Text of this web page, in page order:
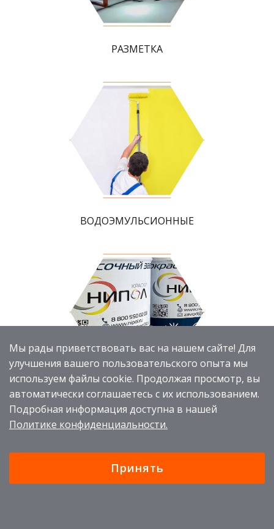
РАЗМЕТКА
ВОДОЭМУЛЬСИОННЫЕ
ИНДУСТРИАЛЬНЫЕ
Мы рады приветствовать вас на нашем сайте! Для
улучшения вашего пользовательского опыта мы
используем файлы cookie. Продолжая просмотр, вы
автоматически соглашаетесь с их использованием.
Подробная информация доступна в нашей
Политике конфиденциальности.
Принять